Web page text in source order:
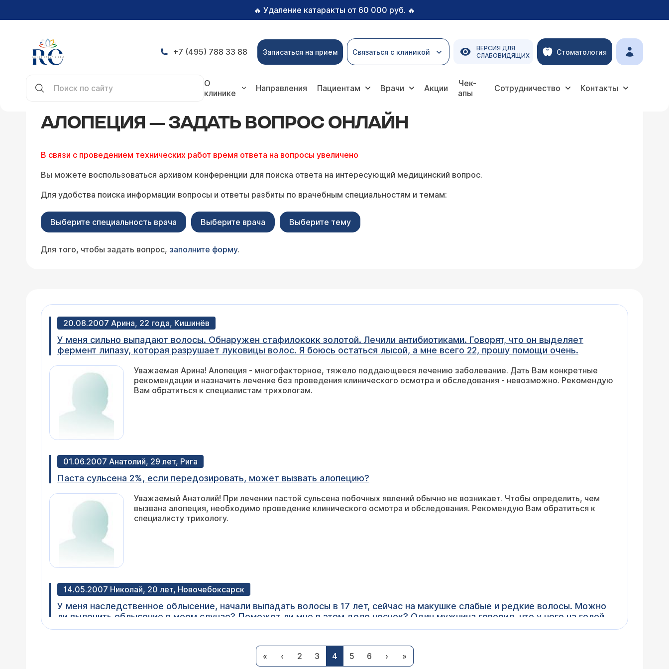
🔥 Удаление катаракты от 60 000 руб. 🔥
+7 (495) 788 33 88 Записаться на прием Связаться с клиникой
ВЕРСИЯ ДЛЯ
СЛАБОВИДЯЩИХ
Стоматология
О
клинике
Направления Пациентам Врачи Акции
Чек-
апы
Сотрудничество Контакты
АЛОПЕЦИЯ — ЗАДАТЬ ВОПРОС ОНЛАЙН
В связи с проведением технических работ время ответа на вопросы увеличено
Вы можете воспользоваться архивом конференции для поиска ответа на интересующий медицинский вопрос.
Для удобства поиска информации вопросы и ответы разбиты по врачебным специальностям и темам:
Выберите специальность врача Выберите врача Выберите тему
Для того, чтобы задать вопрос, заполните форму.
20.08.2007 Арина, 22 года, Кишинёв
У меня сильно выпадают волосы. Обнаружен стафилококк золотой. Лечили антибиотиками. Говорят, что он выделяет
фермент липазу, которая разрушает луковицы волос. Я боюсь остаться лысой, а мне всего 22, прошу помощи очень.
Уважаемая Арина! Алопеция - многофакторное, тяжело поддающееся лечению заболевание. Дать Вам конкретные
рекомендации и назначить лечение без проведения клинического осмотра и обследования - невозможно. Рекомендую
Вам обратиться к специалистам трихологам.
01.06.2007 Анатолий, 29 лет, Рига
Паста сульсена 2%, если передозировать, может вызвать алопецию?
Уважаемый Анатолий! При лечении пастой сульсена побочных явлений обычно не возникает. Чтобы определить, чем
вызвана алопеция, необходимо проведение клинического осмотра и обследования. Рекомендую Вам обратиться к
специалисту трихологу.
14.05.2007 Николай, 20 лет, Новочебоксарск
У меня наследственное облысение, начали выпадать волосы в 17 лет, сейчас на макушке слабые и редкие волосы. Можно
ли вылечить облысение в моем случае? Поможет ли мне в этом деле чеснок? Один мужчина говорил, что у него на голой
голове выросли волосы, а мне поможет?
алопеция. Это прогресирующее облысение, которое вызвано воздействием андрогенов (т.е. мужских половых
гормонов) на волосяные фолликулы. Возникает это состояние у людей (это могут быть не только мужчины, но и
женщины тоже) с наследственной предрасположенностью. Остановить развитие андрогенетической алопеции очень
« ‹ 2 3 4 5 6 › »